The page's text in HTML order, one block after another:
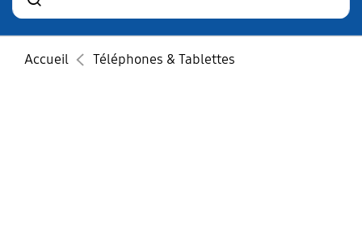
des
produits
Accueil Téléphones & Tablettes